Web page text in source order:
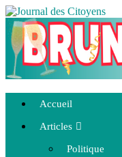
Accueil
Articles
Politique